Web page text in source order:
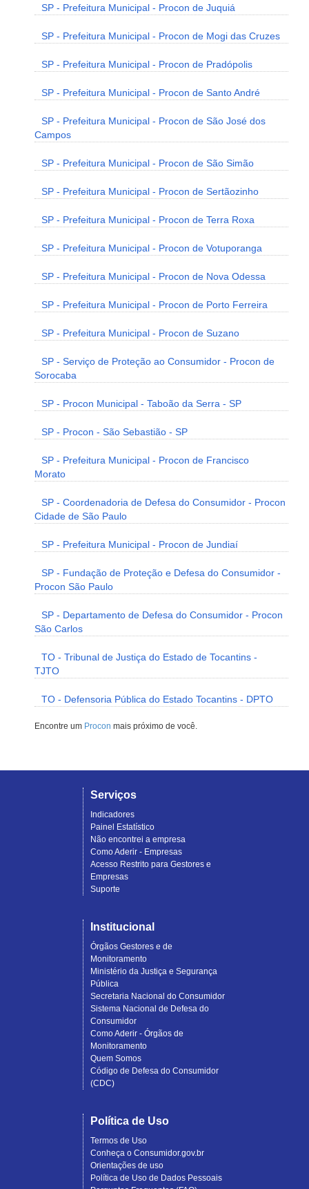
SP - Prefeitura Municipal - Procon de Juquiá
SP - Prefeitura Municipal - Procon de Mogi das Cruzes
SP - Prefeitura Municipal - Procon de Pradópolis
SP - Prefeitura Municipal - Procon de Santo André
SP - Prefeitura Municipal - Procon de São José dos
Campos
SP - Prefeitura Municipal - Procon de São Simão
SP - Prefeitura Municipal - Procon de Sertãozinho
SP - Prefeitura Municipal - Procon de Terra Roxa
SP - Prefeitura Municipal - Procon de Votuporanga
SP - Prefeitura Municipal - Procon de Nova Odessa
SP - Prefeitura Municipal - Procon de Porto Ferreira
SP - Prefeitura Municipal - Procon de Suzano
SP - Serviço de Proteção ao Consumidor - Procon de
Sorocaba
SP - Procon Municipal - Taboão da Serra - SP
SP - Procon - São Sebastião - SP
SP - Prefeitura Municipal - Procon de Francisco
Morato
SP - Coordenadoria de Defesa do Consumidor - Procon
Cidade de São Paulo
SP - Prefeitura Municipal - Procon de Jundiaí
SP - Fundação de Proteção e Defesa do Consumidor -
Procon São Paulo
SP - Departamento de Defesa do Consumidor - Procon
São Carlos
TO - Tribunal de Justiça do Estado de Tocantins -
TJTO
TO - Defensoria Pública do Estado Tocantins - DPTO
Encontre um Procon mais próximo de você.
Serviços
Indicadores
Painel Estatístico
Não encontrei a empresa
Como Aderir - Empresas
Acesso Restrito para Gestores e
Empresas
Suporte
Institucional
Órgãos Gestores e de
Monitoramento
Ministério da Justiça e Segurança
Pública
Secretaria Nacional do Consumidor
Sistema Nacional de Defesa do
Consumidor
Como Aderir - Órgãos de
Monitoramento
Quem Somos
Código de Defesa do Consumidor
(CDC)
Política de Uso
Termos de Uso
Conheça o Consumidor.gov.br
Orientações de uso
Política de Uso de Dados Pessoais